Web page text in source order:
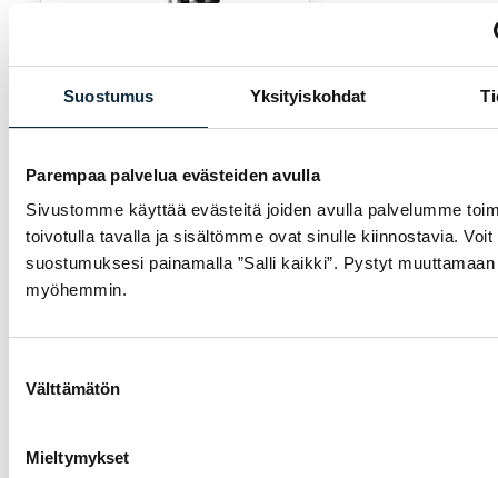
Suostumus Yksityiskohdat
Parempaa palvelua evästeiden avulla
Sivustomme käyttää evästeitä joiden avulla palvelumme
toivotulla tavalla ja sisältömme ovat sinulle kiinnostavia. Voit
suostumuksesi painamalla ”Salli kaikki”. Pystyt
myöhemmin.
valinta
Välttämätön
Mieltymykset
Lägg i varukorgen
Cykelhållare THULE
Xpress 970, för 2 cyklar,
för bakre krok
105,00€
Tillgänglig